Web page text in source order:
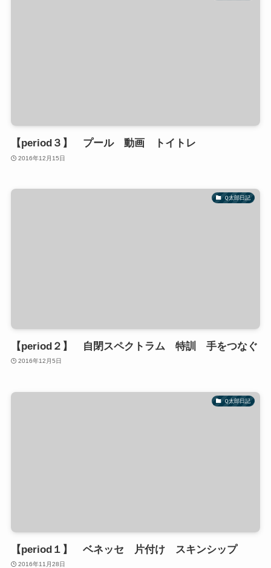
【period３】 プール 動画 トイトレ
2016年12月15日
Ｑ太郎日記
【period２】 自閉スペクトラム 特訓 手をつなぐ
2016年12月5日
Ｑ太郎日記
【period１】 ベネッセ 片付け スキンシップ
2016年11月28日